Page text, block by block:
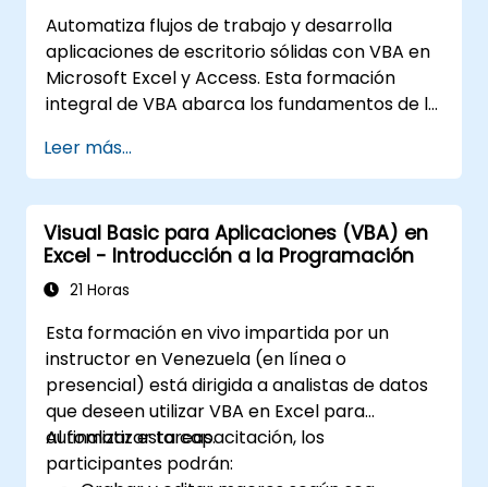
Automatiza flujos de trabajo y desarrolla
aplicaciones de escritorio sólidas con VBA en
Microsoft Excel y Access. Esta formación
integral de VBA abarca los fundamentos de la
el diseño de bases de datos SQL, el desarrollo
de interfaces de usuario, técnicas de
depuración, manejo de errores y rutinas
avanzadas de análisis en Excel mediante
ejercicios prácticos, capacitando a analistas,
profesionales financieros y desarrolladores
capacidades avanzadas de gestión y
generación de informes de datos.
Leer más...
Visual Basic para Aplicaciones (VBA) en
Excel - Introducción a la Programación
21 Horas
Esta formación en vivo impartida por un
instructor en Venezuela (en línea o
presencial) está dirigida a analistas de datos
que deseen utilizar VBA en Excel para
automatizar tareas.
Al finalizar esta capacitación, los
participantes podrán: